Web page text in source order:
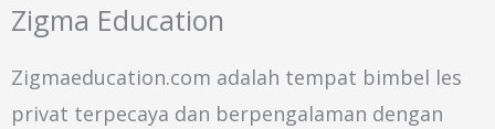
Zigma Education
Zigmaeducation.com adalah tempat bimbel les
privat terpecaya dan berpengalaman dengan